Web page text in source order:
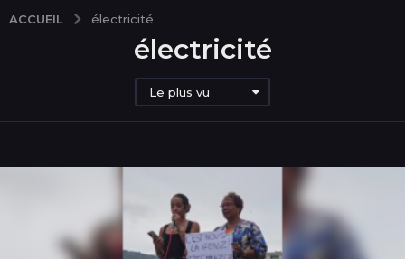
ACCUEIL électricité
électricité
Le plus vu